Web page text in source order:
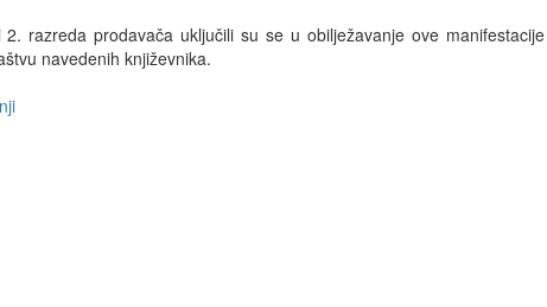
2. razreda prodavača uključili su se u obilježavanje ove
navedenih književnika.